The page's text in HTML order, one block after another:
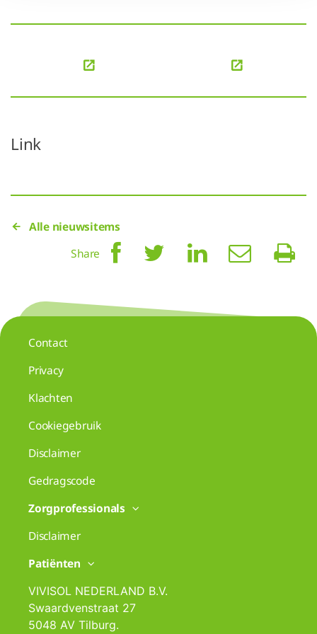
Link
Alle nieuwsitems
Share
Contact
Privacy
Klachten
Cookiegebruik
Disclaimer
Gedragscode
Zorgprofessionals
Disclaimer
Patiënten
VIVISOL NEDERLAND B.V.
Swaardvenstraat 27
5048 AV Tilburg.